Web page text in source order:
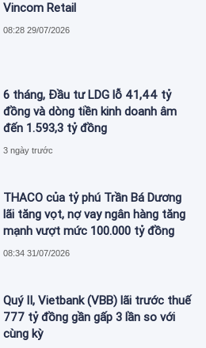
Vincom Retail
08:28 29/07/2026
6 tháng, Đầu tư LDG lỗ 41,44 tỷ
đồng và dòng tiền kinh doanh âm
đến 1.593,3 tỷ đồng
3 ngày trước
THACO của tỷ phú Trần Bá Dương
lãi tăng vọt, nợ vay ngân hàng tăng
mạnh vượt mức 100.000 tỷ đồng
08:34 31/07/2026
Quý II, Vietbank (VBB) lãi trước thuế
777 tỷ đồng gần gấp 3 lần so với
cùng kỳ